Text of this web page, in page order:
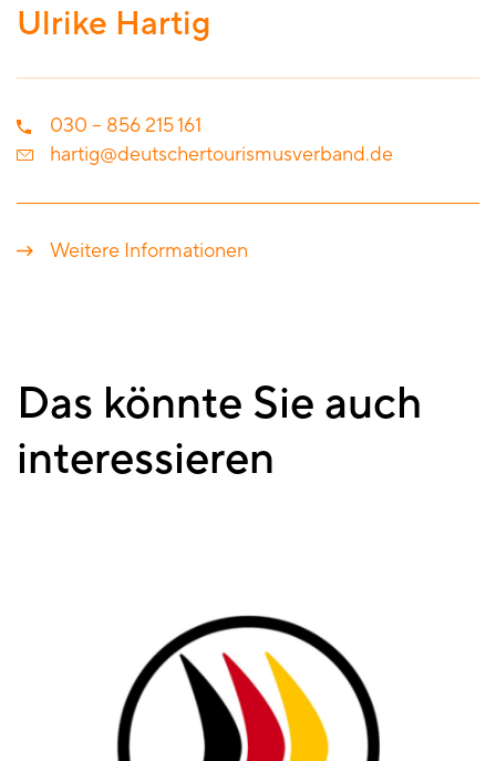
Ulrike Hartig
030 – 856 215 161
hartig@deutschertourismusverband.de
Weitere Informationen
Das könnte Sie auch
interessieren